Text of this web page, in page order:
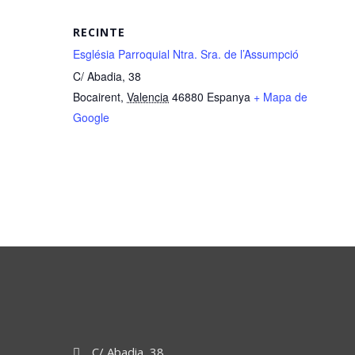
RECINTE
Església Parroquial Ntra. Sra. de l’Assumpció
C/ Abadia, 38
Bocairent, Valencia 46880 Espanya + Mapa de
Google
C/ Abadia, 38